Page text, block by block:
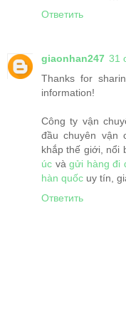
Ответить
giaonhan247 31
Thanks for
information!
Công ty vận
đầu chuyên vận
khắp thế giới, nổi
úc vàgửi hàng đi
hàn quốc uy tín,
Ответить